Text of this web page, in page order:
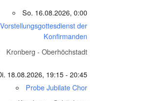
So. 16.08.2026, 0:00
Vorstellungsgottesdienst der
Konfirmanden
Kronberg - Oberhöchstadt
18.08.2026, 19:15 - 20:45
Probe Jubilate Chor